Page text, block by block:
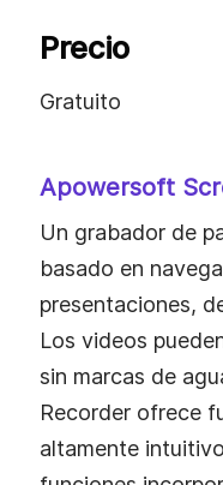
Precio
Gratuito
Apowersoft
Un grabador de
basado en
presentaciones,
Los videos
sin marcas de
Recorder ofrece
altamente